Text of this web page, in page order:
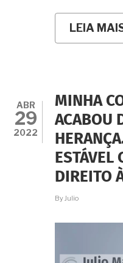
LEIA
ABR
29
2022
MINHA
ACABOU
ESTÁVEL
DIREITO
ByJulio